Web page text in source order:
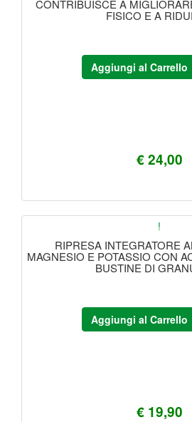
CONTRIBUISCE A
FISICO E A
€ 24,00
Aggiungi al Carrello
!
RIPRESA INTEGRATORE
MAGNESIO E POTASSIO CON
BUSTINE DI
€ 19,90
Aggiungi al Carrello